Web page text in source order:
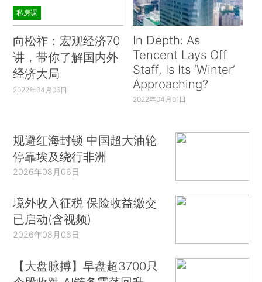
私房课
向松祚：宏观经济70
讲，带你了解国内外
经济大局
2022年04月06日
In Depth: As
Tencent Lays Off
Staff, Is Its ‘Winter’
Approaching?
2022年04月01日
规避红海封锁 中国超大油轮
停靠埃及绕行非洲
2026年08月06日
境外收入征税 保险收益缴交
已启动(含视频)
2026年08月06日
【大盘脉搏】早盘超3700只